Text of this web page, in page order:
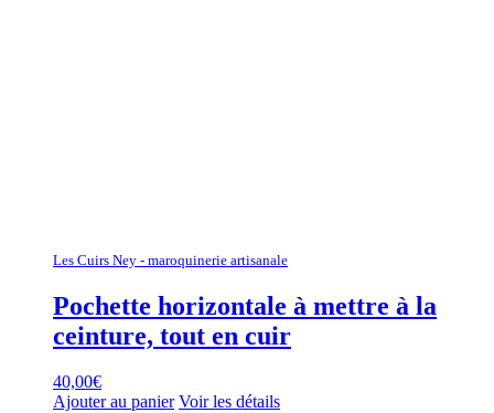
Les Cuirs Ney - maroquinerie artisanale
Pochette horizontale à mettre à la
ceinture, tout en cuir
40,00€
Ajouter au panier Voir les détails